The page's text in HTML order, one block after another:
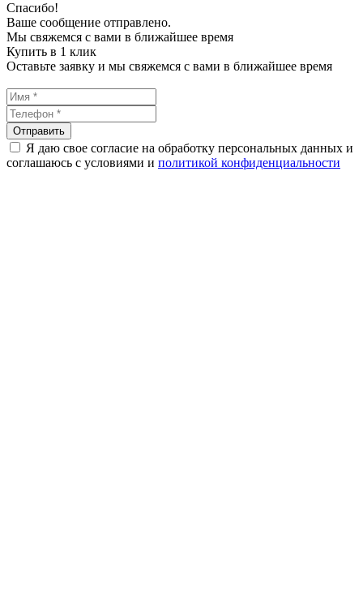
Спасибо!
Ваше сообщение отправлено.
Мы свяжемся с вами в ближайшее время
Купить в 1 клик
Оставьте заявку и мы свяжемся с вами в ближайшее время
Я даю свое согласие на обработку персональных данных и
соглашаюсь с условиями и политикой конфиденциальности